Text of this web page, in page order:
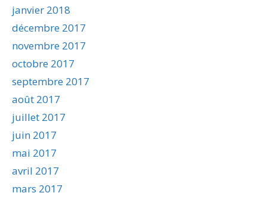
janvier 2018
décembre 2017
novembre 2017
octobre 2017
septembre 2017
août 2017
juillet 2017
juin 2017
mai 2017
avril 2017
mars 2017